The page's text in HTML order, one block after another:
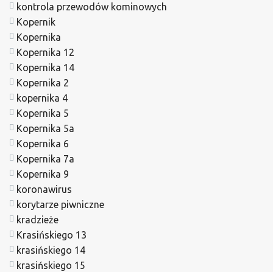
kontrola przewodów kominowych
Kopernik
Kopernika
Kopernika 12
Kopernika 14
Kopernika 2
kopernika 4
Kopernika 5
Kopernika 5a
Kopernika 6
Kopernika 7a
Kopernika 9
koronawirus
korytarze piwniczne
kradzieże
Krasińskiego 13
krasińskiego 14
krasińskiego 15